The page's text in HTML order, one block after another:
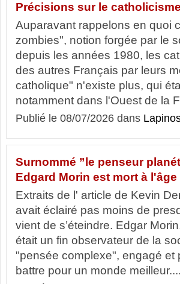
Précisions sur le
Auparavant rappelons en quoi
zombies", notion forgée par le
depuis les années 1980, les
des autres Français par leurs
catholique" n'existe plus, qui
notamment dans l'Ouest de la
Publié le 08/07/2026 dans
Surnommé ”le penseur
Edgard Morin est mort à l'âge
Extraits de l' article de Kevin
avait éclairé pas moins de
vient de s’éteindre. Edgar
était un fin observateur de la
"pensée complexe", engagé et
battre pour un monde meilleur....